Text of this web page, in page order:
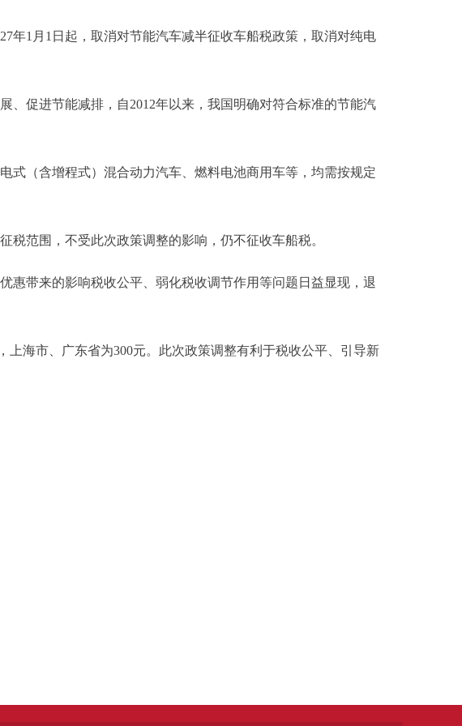
1月1日起，取消对节能汽车减半征收车船税政策，取消对纯电
促进节能减排，自2012年以来，我国明确对符合标准的节能汽
（含增程式）混合动力汽车、燃料电池商用车等，均需按规定
范围，不受此次政策调整的影响，仍不征收车船税。
带来的影响税收公平、弱化税收调节作用等问题日益显现，退
海市、广东省为300元。此次政策调整有利于税收公平、引导新